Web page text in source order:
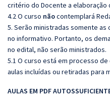
critério do Docente a elaboração
4.2 O curso nãocontemplará
5. Serão ministradas somente
no informativo. Portanto, os
no edital, não serão ministrados.
5.1 O curso está em processo
aulas incluídas ou retiradas para
AULAS EM PDF